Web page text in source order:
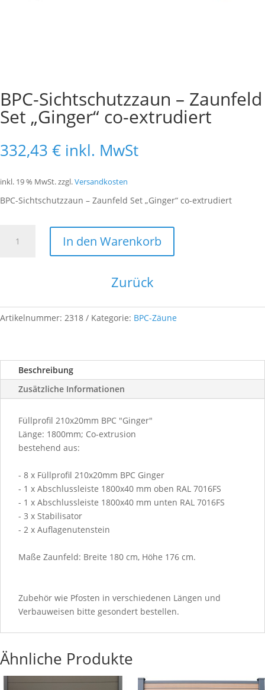
BPC-Sichtschutzzaun – Zaunfeld
Set „Ginger“ co-extrudiert
332,43 € inkl. MwSt
inkl. 19 % MwSt.zzgl.Versandkosten
BPC-Sichtschutzzaun – Zaunfeld Set „Ginger“ co-extrudiert
Sichtschutzzaun
co-
In den Warenkorb
Zurück
Artikelnummer: 2318 Kategorie: BPC-Zäune
Beschreibung
Zusätzliche Informationen
Füllprofil 210x20mm BPC "Ginger"
Länge: 1800mm; Co-extrusion
bestehend aus:
- 8 x Füllprofil 210x20mm BPC Ginger
- 1 x Abschlussleiste 1800x40 mm oben RAL 7016FS
- 1 x Abschlussleiste 1800x40 mm unten RAL 7016FS
- 3 x Stabilisator
- 2 x Auflagenutenstein
Maße Zaunfeld: Breite 180 cm, Höhe 176 cm.
Zubehör wie Pfosten in verschiedenen Längen und
Verbauweisen bitte gesondert bestellen.
Ähnliche Produkte